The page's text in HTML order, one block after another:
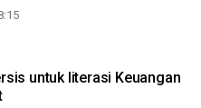
untuk literasi Keuangan